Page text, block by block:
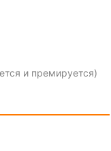
и премируется)